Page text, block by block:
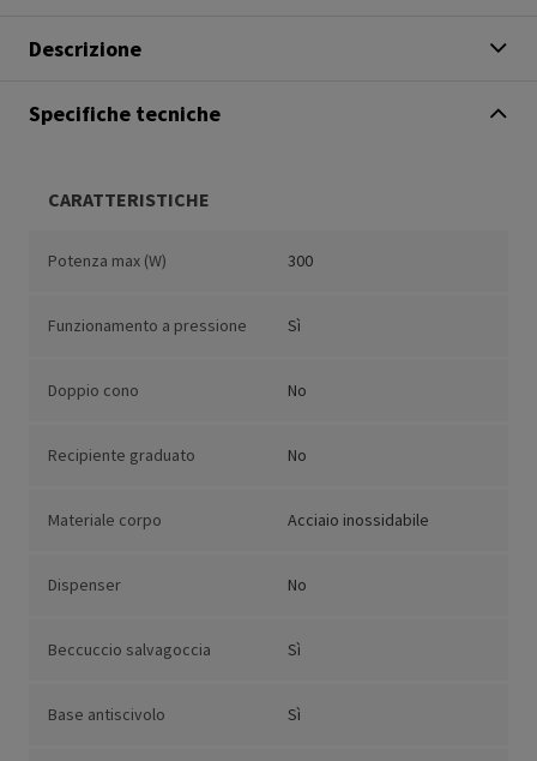
Descrizione
Specifiche tecniche
CARATTERISTICHE
Potenza max (W) 300
Funzionamento a pressione Sì
Doppio cono No
Recipiente graduato No
Materiale corpo Acciaio inossidabile
Dispenser No
Beccuccio salvagoccia Sì
Base antiscivolo Sì